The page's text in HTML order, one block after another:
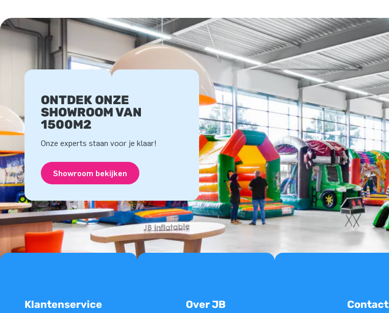
ONTDEK ONZE
SHOWROOM VAN
1500M2
Onze experts staan voor je klaar!
Showroom bekijken
Klantenservice Over JB Contact